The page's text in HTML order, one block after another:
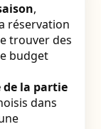
,
réservation
trouver des
budget
de la partie
dans